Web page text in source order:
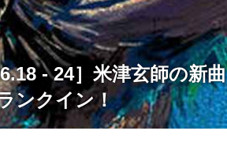
- 24］米津玄師の新曲
ンクイン！